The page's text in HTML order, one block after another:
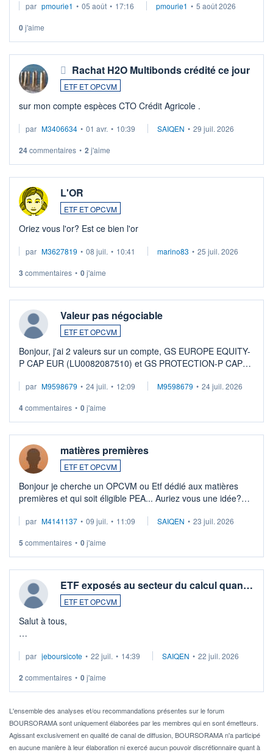
par pmourie1 • 05 août • 17:16 pmourie1 • 5 août 2026
0j'aime
Rachat H2O Multibonds crédité ce jour
ETF ET OPCVM
sur mon compte espèces CTO Crédit Agricole .
par M3406634 • 01 avr. • 10:39 SAIQEN • 29 juil. 2026
24commentaires • 2 j'aime
L'OR
ETF ET OPCVM
Oriez vous l'or? Est ce bien l'or
par M3627819 • 08 juil. • 10:41 marino83 • 25 juil. 2026
3 commentaires • 0j'aime
Valeur pas négociable
ETF ET OPCVM
Bonjour, j'ai 2 valeurs sur un compte, GS EUROPE EQUITY-
P CAP EUR (LU0082087510) et GS PROTECTION-P CAP
veux procéder à la vente, on me signale ...
par M9598679 • 24 juil. • 12:09 M9598679 • 24 juil. 2026
4commentaires • 0j'aime
matières premières
ETF ET OPCVM
Bonjour je cherche un OPCVM ou Etf dédié aux matières
premières et qui soit éligible PEA... Auriez vous une idée?
par M4141137 • 09 juil. • 11:09 SAIQEN • 23 juil. 2026
5 commentaires • 0j'aime
ETF exposés au secteur du calcul quan…
ETF ET OPCVM
Salut à tous,
via un ETF plutôt que des actions individuelles.
Idéalement, je voudrais qu'il soit éligible au PEA.
Pour l' ...
par jeboursicote • 22 juil. • 14:39 SAIQEN • 22 juil. 2026
2 commentaires • 0j'aime
L'ensemble des analyses et/ou recommandations présentes sur le forum
BOURSORAMA sont uniquement élaborées par les membres qui en sont émetteurs.
Agissant exclusivement en qualité de canal de diffusion, BOURSORAMA n'a participé
en aucune manière à leur élaboration ni exercé aucun pouvoir discrétionnaire quant à